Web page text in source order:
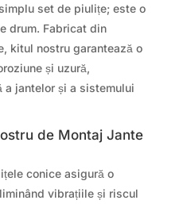
set de piulițe; este o
drum. Fabricat din
kitul nostru garantează o
și uzură,
a jantelor și a sistemului
de Montaj Jante
conice asigură o
vibrațiile și riscul